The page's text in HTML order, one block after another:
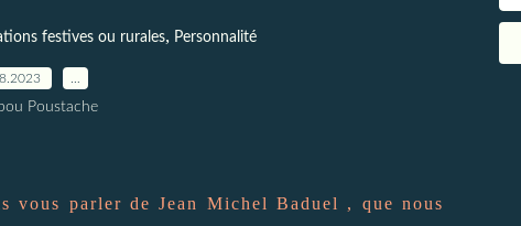
festives ou rurales, Personnalité
Poustache
parler de Jean Michel Baduel , que nous